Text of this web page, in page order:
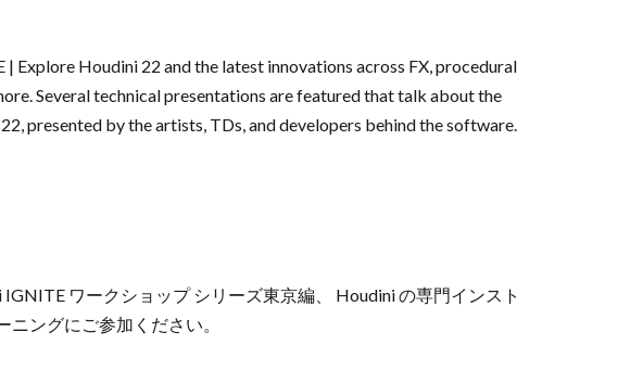
Explore Houdini 22 and the latest innovations across FX, procedural
Several technical presentations are featured that talk about the
presented by the artists, TDs, and developers behind the software.
ワークショップ シリーズ東京編、 Houdini の専門インスト
ングにご参加ください。